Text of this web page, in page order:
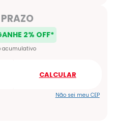
Não sei meu CEP